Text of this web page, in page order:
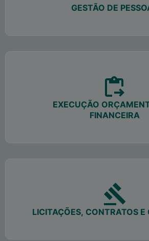
GESTÃO DE
EXECUÇÃO
FINANCEIRA
LICITAÇÕES, CONTRATOS E